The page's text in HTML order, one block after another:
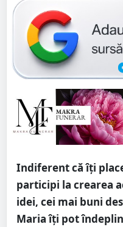
Indiferent că îți
participi la crearea
idei, cei mai buni
Maria îți pot